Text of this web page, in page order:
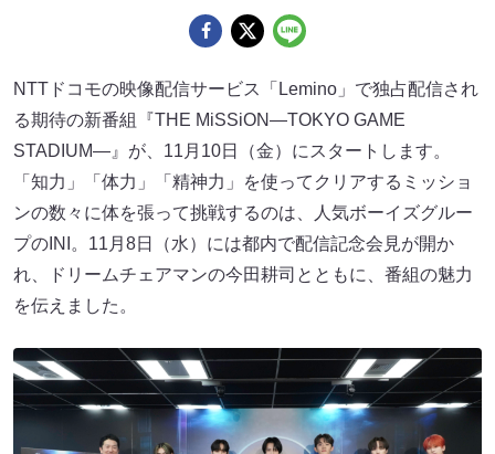
NTTドコモの映像配信サービス「Lemino」で独占配信され
る期待の新番組『THE MiSSiON―TOKYO GAME
STADIUM―』が、11月10日（金）にスタートします。
「知力」「体力」「精神力」を使ってクリアするミッショ
ンの数々に体を張って挑戦するのは、人気ボーイズグルー
プのINI。11月8日（水）には都内で配信記念会見が開か
れ、ドリームチェアマンの今田耕司とともに、番組の魅力
を伝えました。